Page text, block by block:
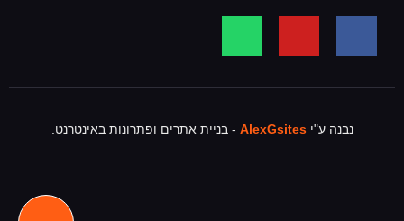
נבנה ע"יAlexGsites - בניית אתרים ופתרונות באינטרנט.